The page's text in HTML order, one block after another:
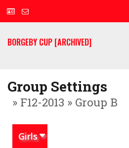
BORGEBY CUP [ARCHIVED]
Group Settings
» F12-2013 » Group B
Girls